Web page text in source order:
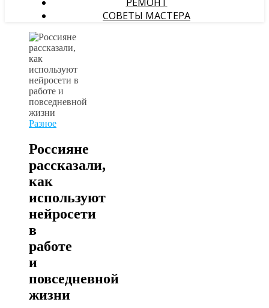
СОВЕТЫ МАСТЕРА
Разное
Россияне
рассказали,
как
используют
нейросети
в
работе
и
повседневной
жизни